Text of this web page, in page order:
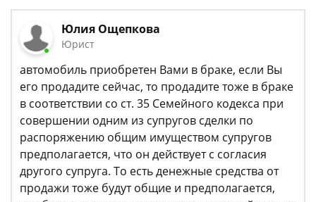
Юлия Ощепкова
Юрист
автомобиль приобретен Вами в браке, если Вы
его продадите сейчас, то продадите тоже в браке
в соответствии со ст. 35 Семейного кодекса при
совершении одним из супругов сделки по
распоряжению общим имуществом супругов
предполагается, что он действует с согласия
другого супруга. То есть денежные средства от
продажи тоже будут общие и предполагается,